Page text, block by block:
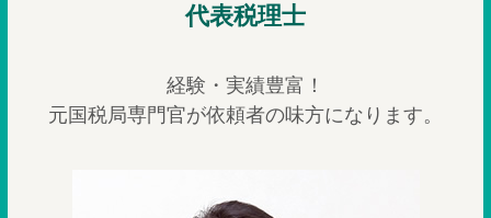
代表税理士
経験・実績豊富！
元国税局専門官が依頼者の味方になります。